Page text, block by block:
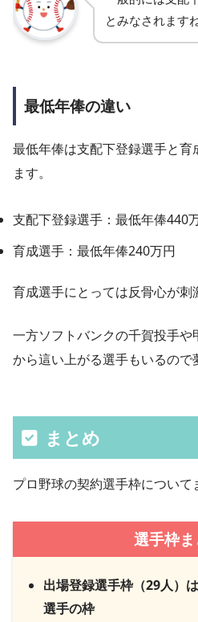
とみなされます
最低年俸の違い
最低年俸は支配下登録選手と育
ます。
支配下登録選手：最低年俸440
育成選手：最低年俸240万円
育成選手にとっては反骨心が刺
一方ソフトバンクの千賀投手
から這い上がる選手もいるので
まとめ
プロ野球の契約選手枠について
選手枠
出場登録選手枠（29人）
選手の枠